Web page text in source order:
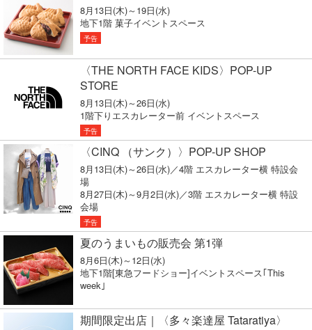
8月13日(木)～19日(水)
地下1階 菓子イベントスペース
予告
〈THE NORTH FACE KIDS〉POP-UP
STORE
8月13日(木)～26日(水)
1階下りエスカレーター前 イベントスペース
予告
〈CINQ （サンク）〉POP-UP SHOP
8月13日(木)～26日(水)／4階 エスカレーター横 特設会
場
8月27日(木)～9月2日(水)／3階 エスカレーター横 特設
会場
予告
夏のうまいもの販売会 第1弾
8月6日(木)～12日(水)
地下1階[東急フードショー]イベントスペース｢This
week｣
期間限定出店｜〈多々楽達屋 Tataratiya〉